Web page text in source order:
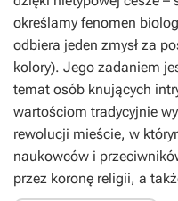
określamy fenomen
odbiera jeden zmysł za
kolory). Jego zadaniem
temat osób knujących
wartościom tradycyjnie
rewolucji mieście, w
naukowców i
przez koronę religii, a